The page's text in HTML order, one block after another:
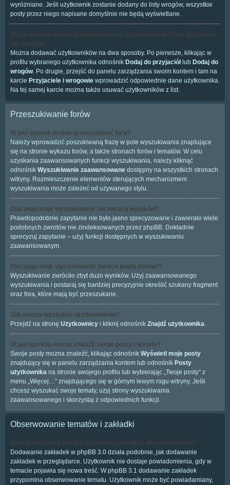
wyróżniane. Jeśli użytkownik zostanie dodany do listy wrogów, wszystkie
posty przez niego napisane domyślnie nie będą wyświetlane.
W jaki sposób można dodawać/usuwać użytkowników z listy przyjaciół
lub wrogów?
Można dodawać użytkowników na dwa sposoby. Po pierwsze, klikając w
profilu wybranego użytkownika odnośnik Dodaj do przyjaciółlub Dodaj do
wrogów. Po drugie, przejść do panelu zarządzania swoim kontem i tam na
karcie Przyjaciele i wrogowie wprowadzić odpowiednie dane użytkownika.
Na tej samej karcie można także usuwać użytkowników z list.
Przeszukiwanie forów
W jaki sposób można przeszukiwać fora?
Należy wprowadzić poszukiwaną frazę w pole wyszukiwania znajdujące
się na stronie wykazu forów, a także stronach forów i tematów. W celu
uzyskania zaawansowanych funkcji wyszukiwania, należy kliknąć
odnośnik Wyszukiwanie zaawansowane dostępny na wszystkich stronach
witryny. Rozmieszczenie elementów sterujących mechanizmem
wyszukiwania może zależeć od używanego stylu.
Dlaczego moje wyszukiwanie nie zwraca wyników?
Prawdopodobnie zapytanie nie było jasno sprecyzowane i zawierało wiele
podobnych zwrotów nie zindeksowanych przez phpBB. Dokładnie
sprecyzuj zapytanie – użyj funkcji dostępnych w wyszukiwaniu
zaawansowanym.
Dlaczego moje wyszukiwanie zwraca pustą stronę?!
Wyszukiwanie zwróciło zbyt dużo wyników. Użyj zaawansowanego
wyszukiwania i postaraj się bardziej precyzyjnie określić szukany fragment
oraz fora, które mają być przeszukane.
Jak można wyszukać użytkowników?
Przejdź na stronę Użytkownicy i kliknij odnośnik Znajdź użytkownika.
W jaki sposób można znaleźć swoje posty i tematy?
Swoje posty można znaleźć, klikając odnośnik Wyświetl moje posty
znajdujący się w panelu zarządzania kontem lub odnośnik Posty
użytkownika na stronie swojego profilu lub wybierając „Twoje posty” z
menu „Więcej…” znajdującego się w górnym lewym rogu witryny. Jeśli
chcesz wyszukać swoje tematy, użyj strony wyszukiwania
zaawansowanego i skorzystaj z odpowiednich funkcji.
Obserwowanie tematów i zakładki
Jaka jest różnica między dodaniem zakładki a obserwowaniem?
Dodawanie zakładek w phpBB 3.0 działa podobnie, jak dodawanie
zakładek w przeglądarce. Użytkownik nie dostaje powiadomienia, gdy w
temacie pojawia się nowa treść. W phpBB 3.1 dodawanie zakładek
przypomina obserwowanie tematu. Użytkownik może być powiadamiany,